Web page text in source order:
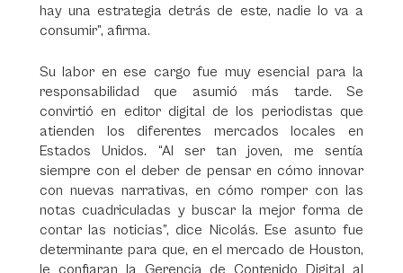
hay una estrategia detrás de este, nadie lo va a
consumir”, afirma.
Su labor en ese cargo fue muy esencial para la
responsabilidad que asumió más tarde. Se
convirtió en editor digital de los periodistas que
atienden los diferentes mercados locales en
Estados Unidos. “Al ser tan joven, me sentía
siempre con el deber de pensar en cómo innovar
con nuevas narrativas, en cómo romper con las
notas cuadriculadas y buscar la mejor forma de
contar las noticias”, dice Nicolás. Ese asunto fue
determinante para que, en el mercado de Houston,
le confiaran la Gerencia de Contenido Digital al